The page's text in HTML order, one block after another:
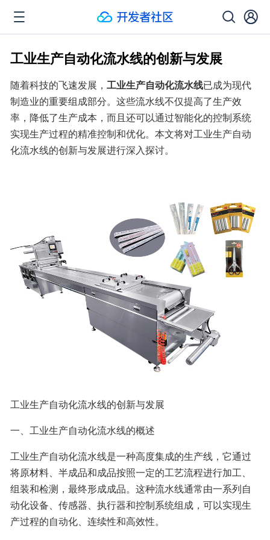
工业生产自动化流水线的创新与发展
随着科技的飞速发展， 工业生产自动化流水线已成为现代
制造业的重要组成部分。这些流水线不仅提高了生产效
率，降低了生产成本，而且还可以通过智能化的控制系统
实现生产过程的精准控制和优化。本文将对工业生产自动
化流水线的创新与发展进行深入探讨。
工业生产自动化流水线的创新与发展
一、工业生产自动化流水线的概述
工业生产自动化流水线是一种高度集成的生产线，它通过
将原材料、半成品和成品按照一定的工艺流程进行加工、
组装和检测，最终形成成品。这种流水线通常由一系列自
动化设备、传感器、执行器和控制系统组成，可以实现生
产过程的自动化、连续性和高效性。